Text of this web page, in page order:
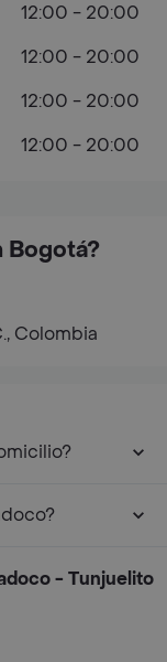
Bogotá?
Colombia
12:00 - 20:00
12:00 - 20:00
12:00 - 20:00
12:00 - 20:00
- Tunjuelito